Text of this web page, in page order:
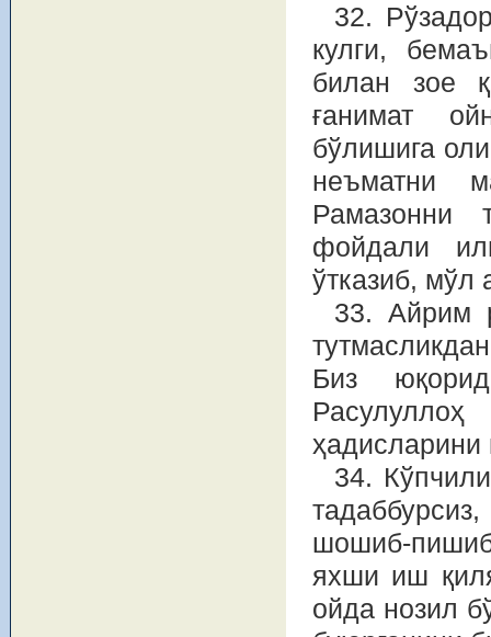
32.
кулги,
билан зое
ғанимат
бўлишига
неъматни
Рамазонни
фойдали
ўтказиб, мўл
33. Айрим
Биз
ҳадисларини
34.
шошиб-пишиб
яхши иш
ойда нозил